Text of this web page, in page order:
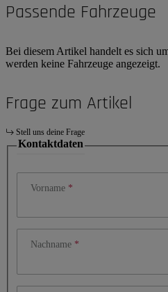
Passende Fahrzeuge
Bei diesem Artikel handelt es sich
werden keine Fahrzeuge angezeigt.
Frage zum Artikel
Stell uns deine Frage
Kontaktdaten
Vorname
Nachname